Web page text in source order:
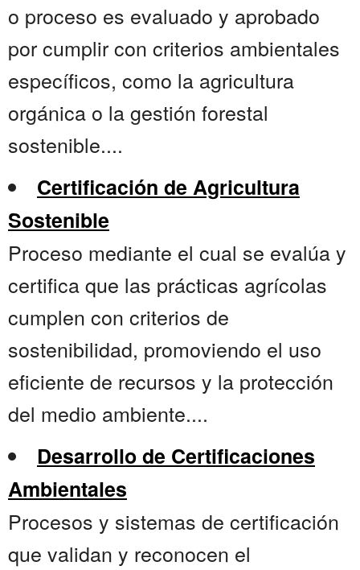
o proceso es evaluado y aprobado
por cumplir con criterios ambientales
específicos, como la agricultura
orgánica o la gestión forestal
sostenible....
Certificación de Agricultura
Sostenible
Proceso mediante el cual se evalúa y
certifica que las prácticas agrícolas
cumplen con criterios de
sostenibilidad, promoviendo el uso
eficiente de recursos y la protección
del medio ambiente....
Desarrollo de Certificaciones
Ambientales
Procesos y sistemas de certificación
que validan y reconocen el